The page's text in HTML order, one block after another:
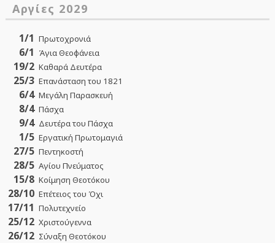
Αργίες 2029
1/1 Πρωτοχρονιά
6/1 Άγια Θεοφάνεια
19/2 Καθαρά Δευτέρα
25/3 Επανάσταση του 1821
6/4 Μεγάλη Παρασκευή
8/4 Πάσχα
9/4 Δευτέρα του Πάσχα
1/5 Εργατική Πρωτομαγιά
27/5 Πεντηκοστή
28/5 Αγίου Πνεύματος
15/8 Κοίμηση Θεοτόκου
28/10 Επέτειος του Όχι
17/11 Πολυτεχνείο
25/12 Χριστούγεννα
26/12 Σύναξη Θεοτόκου